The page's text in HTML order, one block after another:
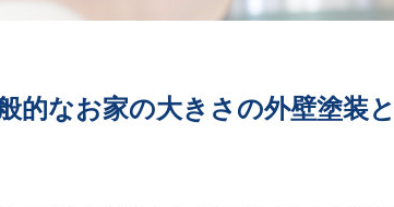
的なお家の大きさの外壁塗装